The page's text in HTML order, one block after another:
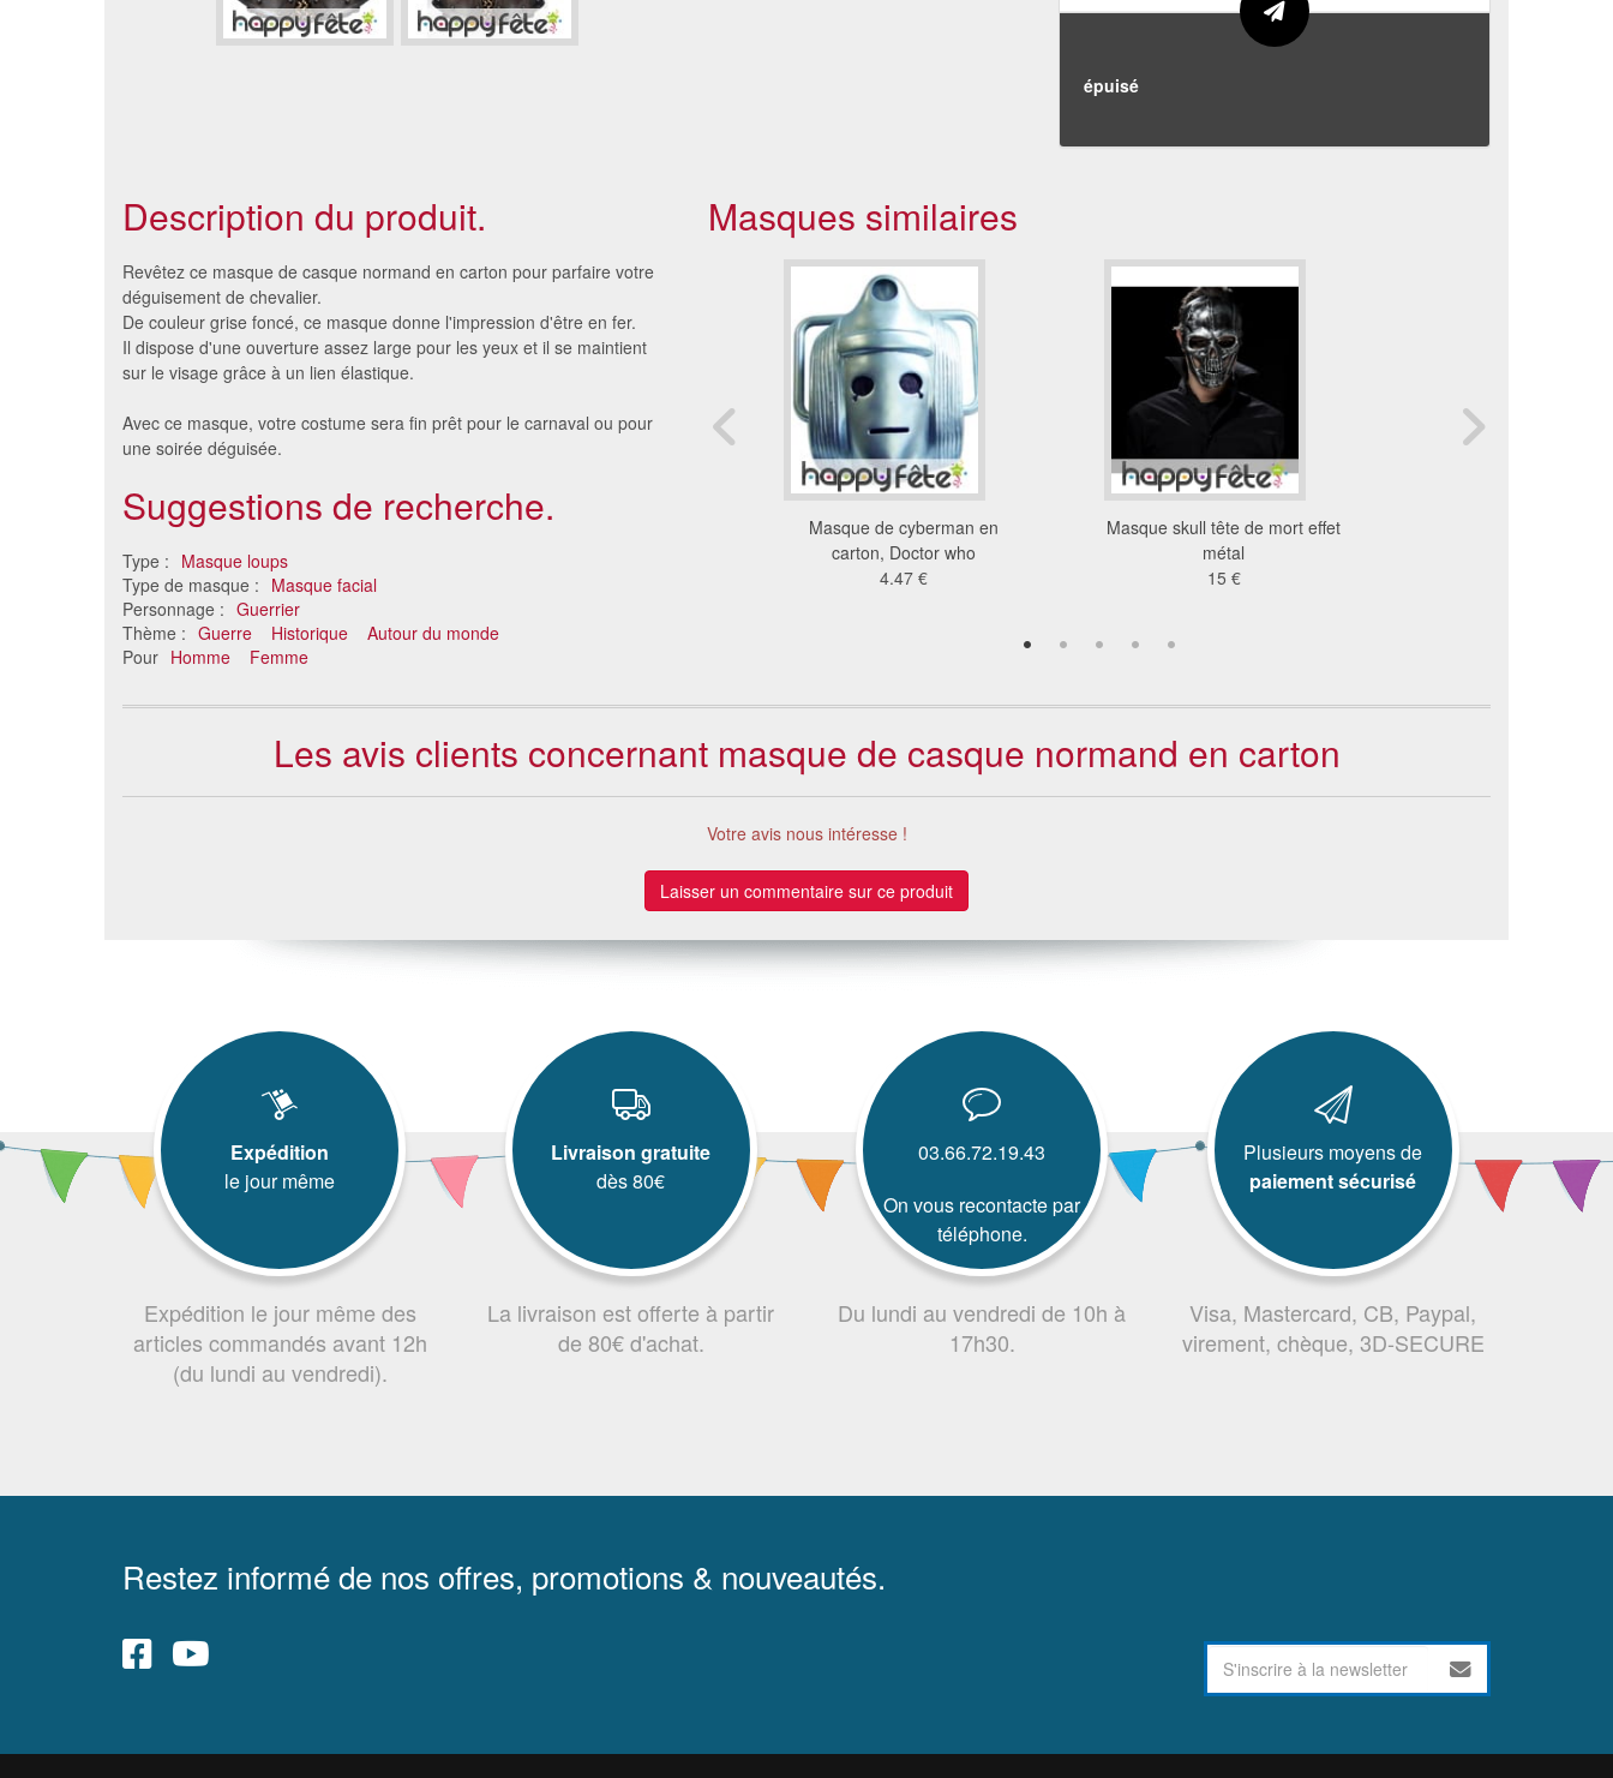
épuisé
Description du produit.
Revêtez ce masque de casque normand en carton pour parfaire votre
déguisement de chevalier.
De couleur grise foncé, ce masque donne l'impression d'être en fer.
Il dispose d'une ouverture assez large pour les yeux et il se maintient
sur le visage grâce à un lien élastique.
Avec ce masque, votre costume sera fin prêt pour le carnaval ou pour
une soirée déguisée.
Suggestions de recherche.
Type : Masque loups
Type de masque : Masque facial
Personnage : Guerrier
Thème : Guerre Historique
Autour du monde
Pour Homme Femme
Masques similaires
Masque de renard pour adulte
5.82 €
Masque de Finn en carton,
Masque de cyberman en
carton, Doctor who
4.47 €
Masque skull tête de mort effet
métal
15 €
Les avis clients concernant masque de casque normand en carton
Votre avis nous intéresse !
Laisser un commentaire sur ce produit
Expédition
le jour même
Expédition le jour même des
articles commandés avant 12h
(du lundi au vendredi).
Livraison gratuite
dès 80€
La livraison est offerte à partir
de 80€ d'achat.
03.66.72.19.43
On vous recontacte par
téléphone.
Du lundi au vendredi de 10h à
17h30.
Plusieurs moyens de
paiement sécurisé
Visa, Mastercard, CB, Paypal,
virement, chèque, 3D-SECURE
Restez informé de nos offres, promotions & nouveautés.